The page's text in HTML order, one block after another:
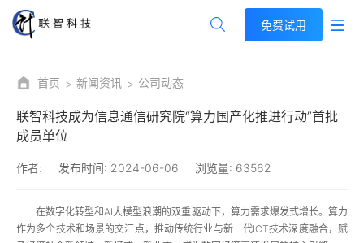
免费试用
首页 新闻资讯 公司动态
联智科技成为信息通信研究院“算力国产化推进行动”首批
成员单位
作者: 发布时间: 2024-06-06 浏览量: 63562
在数字化转型和AI大模型浪潮的双重驱动下，算力需求爆发式增长。算力
作为多个技术和场景的交汇点，推动传统行业与新一代ICT技术深度融合，赋